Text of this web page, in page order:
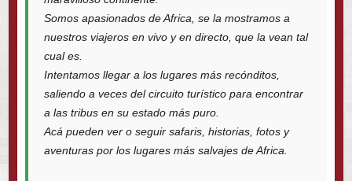
Somos apasionados de Africa, se la mostramos a
nuestros viajeros en vivo y en directo, que la vean tal
cual es.
Intentamos llegar a los lugares más recónditos,
saliendo a veces del circuito turístico para encontrar
a las tribus en su estado más puro.
Acá pueden ver o seguir safaris, historias, fotos y
aventuras por los lugares más salvajes de Africa.